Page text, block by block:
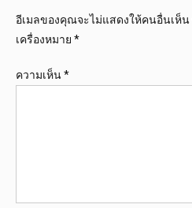
อีเมลของคุณจะไม่แสดงให้คนอื่นเห็น
เครื่องหมาย *
ความเห็น*